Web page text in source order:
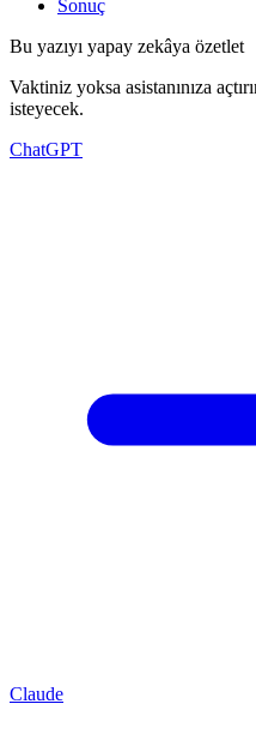
Sonuç
Bu yazıyı yapay zekâya özetlet
Vaktiniz yoksa asistanınıza
isteyecek.
ChatGPT
Claude